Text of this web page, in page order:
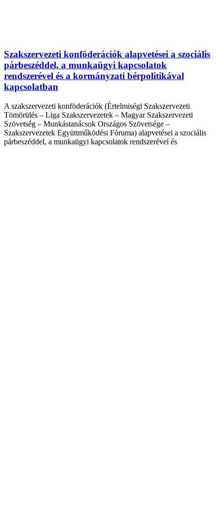
Szakszervezeti konföderációk alapvetései a szociális
párbeszéddel, a munkaügyi kapcsolatok
rendszerével és a kormányzati bérpolitikával
kapcsolatban
A szakszervezeti konföderációk (Értelmiségi Szakszervezeti
Tömörülés – Liga Szakszervezetek – Magyar Szakszervezeti
Szövetség – Munkástanácsok Országos Szövetsége –
Szakszervezetek Együttműködési Fóruma) alapvetései a szociális
párbeszéddel, a munkaügyi kapcsolatok rendszerével és